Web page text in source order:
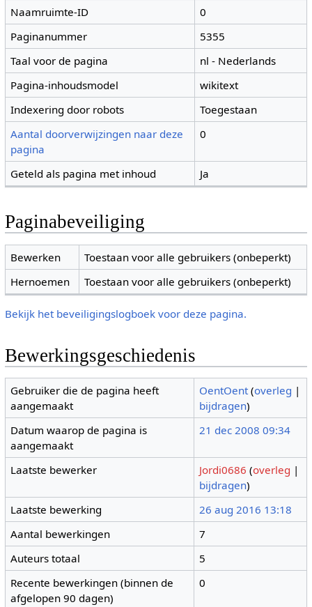
Naamruimte-ID
0
Paginanummer
5355
Taal voor de pagina
nl - Nederlands
Pagina-inhoudsmodel
wikitext
Indexering door robots
Toegestaan
Aantal doorverwijzingen naar deze
pagina
0
Geteld als pagina met inhoud Ja
Paginabeveiliging
Bewerken
Toestaan voor alle gebruikers (onbeperkt)
Hernoemen
Toestaan voor alle gebruikers (onbeperkt)
Bekijk het beveiligingslogboek voor deze pagina.
Bewerkingsgeschiedenis
Gebruiker die de pagina heeft
aangemaakt
OentOent (overleg |
bijdragen)
Datum waarop de pagina is
aangemaakt
21 dec 2008 09:34
Laatste bewerker Jordi0686 (overleg |
bijdragen)
Laatste bewerking
26 aug 2016 13:18
Aantal bewerkingen
7
Auteurs totaal
5
Recente bewerkingen (binnen de
afgelopen 90 dagen)
0